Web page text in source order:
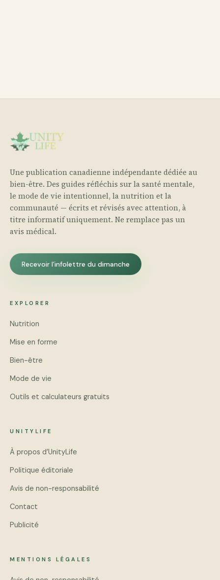
Une publication canadienne indépendante dédiée au
bien-être. Des guides réfléchis sur la santé mentale,
le mode de vie intentionnel, la nutrition et la
communauté — écrits et révisés avec attention, à
titre informatif uniquement. Ne remplace pas un
avis médical.
Recevoir l’infolettre du dimanche
EXPLORER
Nutrition
Mise en forme
Bien-être
Mode de vie
Outils et calculateurs gratuits
UNITYLIFE
À propos d’UnityLife
Politique éditoriale
Avis de non-responsabilité
Contact
Publicité
MENTIONS LÉGALES